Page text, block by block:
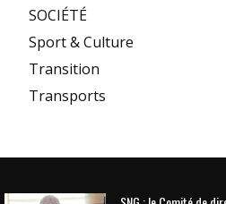
SOCIÉTÉ
Sport & Culture
Transition
Transports